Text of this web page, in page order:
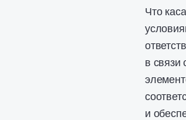
Что
в связи
и